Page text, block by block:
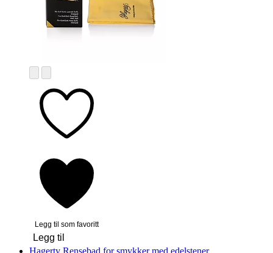
Legg til som favoritt
Legg til
Hagerty Rensebad for smykker med edelstener